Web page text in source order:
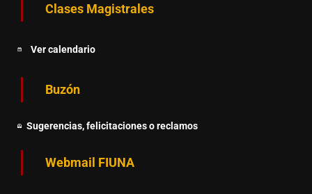
Clases Magistrales
Ver calendario
Buzón
Sugerencias, felicitaciones o reclamos
Webmail FIUNA